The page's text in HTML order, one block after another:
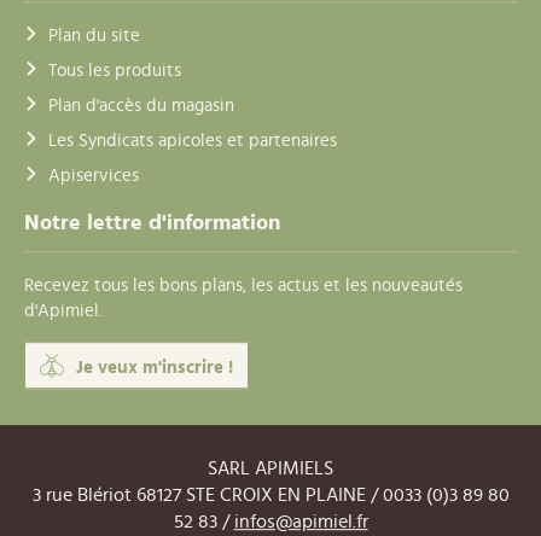
Plan du site
Tous les produits
Plan d'accès du magasin
Les Syndicats apicoles et partenaires
Apiservices
Notre lettre d'information
Recevez tous les bons plans, les actus et les nouveautés
d'Apimiel.
Je veux m'inscrire !
SARL APIMIELS
3 rue Blériot 68127 STE CROIX EN PLAINE / 0033 (0)3 89 80
52 83 / infos@apimiel.fr